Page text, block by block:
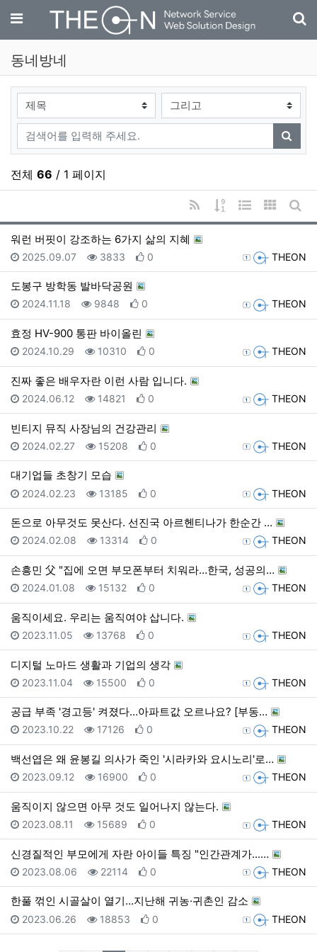
메뉴
동네방네
검색대상
검색어
검색
전체 66 / 1 페이지
RSS
게시물 정렬
웹진 스타일
갤러리게
워런 버핏이 강조하는 6가지 삶의 지혜
등록자 THEON
등록일
2025.09.07 조회
3833 추천
0
도봉구 방학동 발바닥공원
등록자 THEON
등록일
2024.11.18 조회
9848 추천
0
효정 HV-900 통판 바이올린
등록자 THEON
등록일
2024.10.29 조회
10310 추천
0
진짜 좋은 배우자란 이런 사람 입니다.
등록자 THEON
등록일
2024.06.12 조회
14821 추천
0
빈티지 뮤직 사장님의 건강관리
등록자 THEON
등록일
2024.02.27 조회
15208 추천
0
대기업들 초창기 모습
등록자 THEON
등록일
2024.02.23 조회
13185 추천
0
돈으로 아무것도 못산다. 선진국 아르헨티나가 한순간 …
등록자 THEON
등록일
2024.02.08 조회
13314 추천
0
손흥민 父 "집에 오면 부모폰부터 치워라…한국, 성공의…
등록자 THEON
등록일
2024.01.08 조회
15132 추천
0
움직이세요. 우리는 움직여야 삽니다.
등록자 THEON
등록일
2023.11.05 조회
13768 추천
0
디지털 노마드 생활과 기업의 생각
등록자 THEON
등록일
2023.11.04 조회
15500 추천
0
공급 부족 '경고등' 켜졌다…아파트값 오르나요? [부동…
등록자 THEON
등록일
2023.10.22 조회
17126 추천
0
백선엽은 왜 윤봉길 의사가 죽인 '시라카와 요시노리'로…
등록자 THEON
등록일
2023.09.12 조회
16900 추천
0
움직이지 않으면 아무 것도 일어나지 않는다.
등록자 THEON
등록일
2023.08.11 조회
15689 추천
0
신경질적인 부모에게 자란 아이들 특징 "인간관계가...…
등록자 THEON
등록일
2023.08.06 조회
22114 추천
0
한풀 꺾인 시골살이 열기…지난해 귀농·귀촌인 감소
등록자 THEON
등록일
2023.06.26 조회
18853 추천
0